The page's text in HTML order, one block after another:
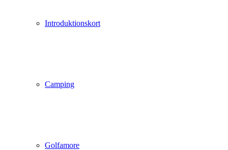
Introduktionskort
Camping
Golfamore